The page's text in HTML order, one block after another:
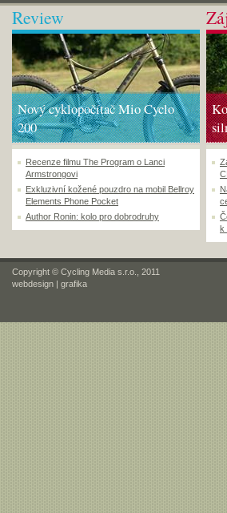
Review
Nový cyklopočítač Mio Cyclo
200
Recenze filmu The Program o Lanci
Armstrongovi
Exkluzivní kožené pouzdro na mobil Bellroy
Elements Phone Pocket
Author Ronin: kolo pro dobrodruhy
k
Copyright © Cycling Media s.r.o., 2011
webdesign | grafika